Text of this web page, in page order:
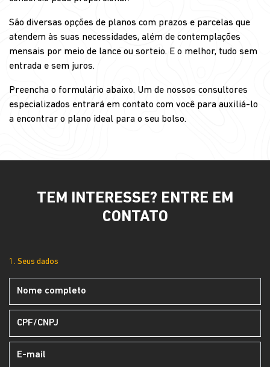
São diversas opções de planos com prazos e parcelas que
atendem às suas necessidades, além de contemplações
mensais por meio de lance ou sorteio. E o melhor, tudo sem
entrada e sem juros.
Preencha o formulário abaixo. Um de nossos consultores
especializados entrará em contato com você para auxiliá-lo
a encontrar o plano ideal para o seu bolso.
TEM INTERESSE? ENTRE EM
CONTATO
1. Seus dados